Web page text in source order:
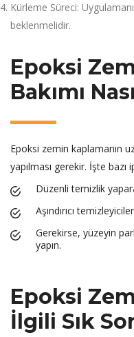
Kürleme Süreci:
beklenmelidir.
Epoksi
Bakımı
Epoksi zemin kaplamanın
yapılması gerekir. İşte bazı
Düzenli temizlik
Aşındırıcı
Gerekirse, yüzeyin
yapın.
Epoksi
İlgili Sık